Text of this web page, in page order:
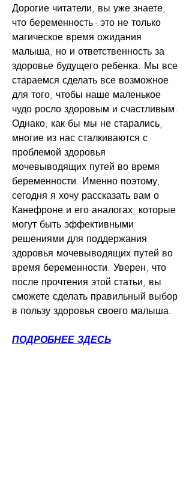
Дорогие читатели, вы уже знаете,
что беременность - это не только
магическое время ожидания
малыша, но и ответственность за
здоровье будущего ребенка. Мы все
стараемся сделать все возможное
для того, чтобы наше маленькое
чудо росло здоровым и счастливым.
Однако, как бы мы не старались,
многие из нас сталкиваются с
проблемой здоровья
мочевыводящих путей во время
беременности. Именно поэтому,
сегодня я хочу рассказать вам о
Канефроне и его аналогах, которые
могут быть эффективными
решениями для поддержания
здоровья мочевыводящих путей во
время беременности. Уверен, что
после прочтения этой статьи, вы
сможете сделать правильный выбор
в пользу здоровья своего малыша.
ПОДРОБНЕЕ ЗДЕСЬ